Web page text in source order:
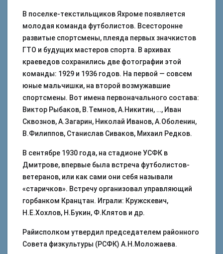
В поселке-текстильщиков Яхроме появляется
молодая команда футболистов. Всесторонне
развитые спортсмены, плеяда первых значкистов
ГТО и будущих мастеров спорта. В архивах
краеведов сохранились две фотографии этой
команды: 1929 и 1936 годов. На первой — совсем
юные мальчишки, на второй возмужавшие
спортсмены. Вот имена первоначального состава:
Виктор Рыбаков, В.Темнов, А.Никитин, …, Иван
Сквознов, А.Загарин, Николай Иванов, А.Оболенин,
В.Филиппов, Станислав Сиваков, Михаил Редков.
В сентябре 1930 года, на стадионе УСФК в
Дмитрове, впервые была встреча футболистов-
ветеранов, или как сами они себя называли
«старичков». Встречу организовал управляющий
горбанком Кранцтан. Играли: Кружскевич,
Н.Е.Хохлов, Н.Букин, Ф.Клятов и др.
Райисполком утвердил председателем районного
Совета физкультуры (РСФК) А.Н.Моложаева.